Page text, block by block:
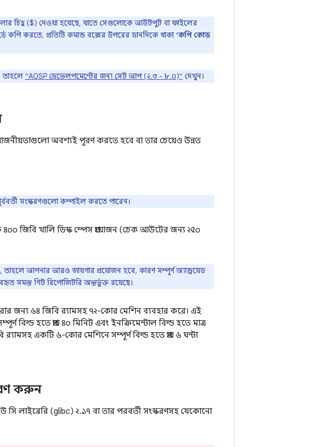
চিহ্ন ($) দেওয়া হয়েছে, যাতে সেগুলোকে আউটপুট বা ফাইলের
কপি করতে, প্রতিটি কমান্ড বক্সের উপরের ডানদিকে থাকা ‘কপি কোড
তাহলে “AOSP ডেভেলপমেন্টের জন্য সেট আপ (২.৩ - ৮.০)” দেখুন।
অবশ্যই পূরণ করতে হবে বা তার চেয়েও উন্নত
সংস্করণগুলো কম্পাইল করতে পারেন।
জিবি খালি ডিস্ক স্পেস প্রয়োজন (চেক আউটের জন্য ২৫০
আপনার আরও জায়গার প্রয়োজন হবে, কারণ সম্পূর্ণ অ্যান্ড্রয়েড
সমস্ত গিট রিপোজিটরি অন্তর্ভুক্ত রয়েছে।
জন্য ৬৪ জিবি র‍্যামসহ ৭২-কোর মেশিন ব্যবহার করে। এই
বিল্ড হতে প্রায় ৪০ মিনিট এবং ইনক্রিমেন্টাল বিল্ড হতে মাত্র
একটি ৬-কোর মেশিনে সম্পূর্ণ বিল্ড হতে প্রায় ৬ ঘন্টা
করুন
লাইব্রেরি (glibc) ২.১৭ বা তার পরবর্তী সংস্করণসহ যেকোনো